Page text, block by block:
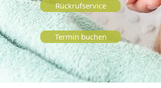
Rückrufservice
Termin buchen